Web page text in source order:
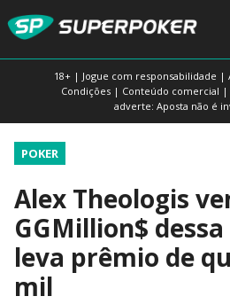
18+ | Jogue com responsabilidade |
Condições | Conteúdo comercial |
adverte: Aposta não é
POKER
Alex Theologis
GGMillion$
leva prêmio de
mil